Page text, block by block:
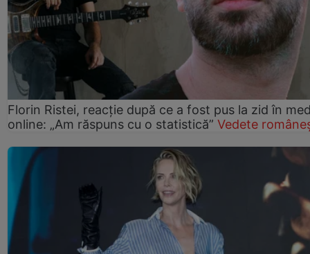
Florin Ristei, reacție după ce a fost pus la zid în
online: „Am răspuns cu o statistică” Vedete